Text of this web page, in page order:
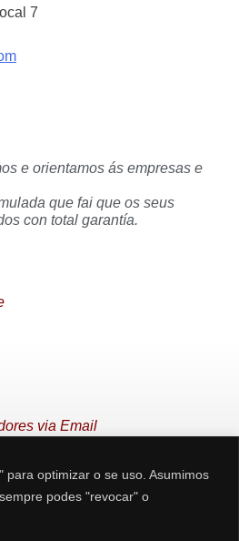
para optimizar o se uso. Asumimos
podes "revocar" o
7
e orientamos ás empresas e
que fai que os seus
con total garantía.
via Email